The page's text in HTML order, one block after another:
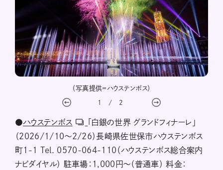
（写真提供＝ハウステンボス）
1 / 2
●ハウステンボス
「白銀の世界 グランドフィナーレ」
（2026/1/10～2/26）長崎県佐世保市ハウステンボス
町1-1 Tel. 0570-064-110（ハウステンボス総合案内
ナビダイヤル） 駐車場：1,000円～（普通車） 料金：